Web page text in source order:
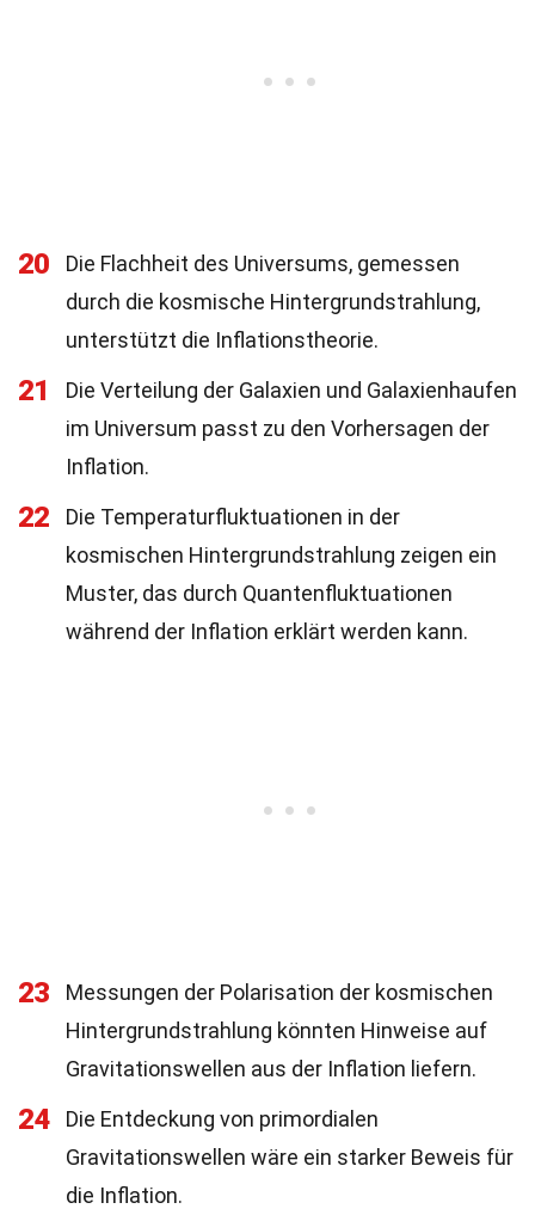
20
Die Flachheit des Universums, gemessen
durch die kosmische Hintergrundstrahlung,
unterstützt die Inflationstheorie.
21
Die Verteilung der Galaxien und Galaxienhaufen
im Universum passt zu den Vorhersagen der
Inflation.
22
Die Temperaturfluktuationen in der
kosmischen Hintergrundstrahlung zeigen ein
Muster, das durch Quantenfluktuationen
während der Inflation erklärt werden kann.
23
Messungen der Polarisation der kosmischen
Hintergrundstrahlung könnten Hinweise auf
Gravitationswellen aus der Inflation liefern.
24
Die Entdeckung von primordialen
Gravitationswellen wäre ein starker Beweis für
die Inflation.